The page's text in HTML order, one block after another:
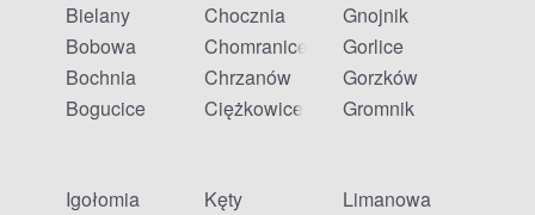
Bielany
Bobowa
Bochnia
Bogucice
Chocznia
Chomranice
Chrzanów
Ciężkowice
Gnojnik
Gorlice
Gorzków
Gromnik
Igołomia
Kęty
Limanowa